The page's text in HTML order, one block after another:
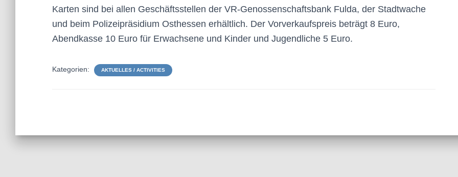
Karten sind bei allen Geschäftsstellen der VR-Genossenschaftsbank Fulda, der Stadtwache
und beim Polizeipräsidium Osthessen erhältlich. Der Vorverkaufspreis beträgt 8 Euro,
Abendkasse 10 Euro für Erwachsene und Kinder und Jugendliche 5 Euro.
Kategorien: AKTUELLES / ACTIVITIES